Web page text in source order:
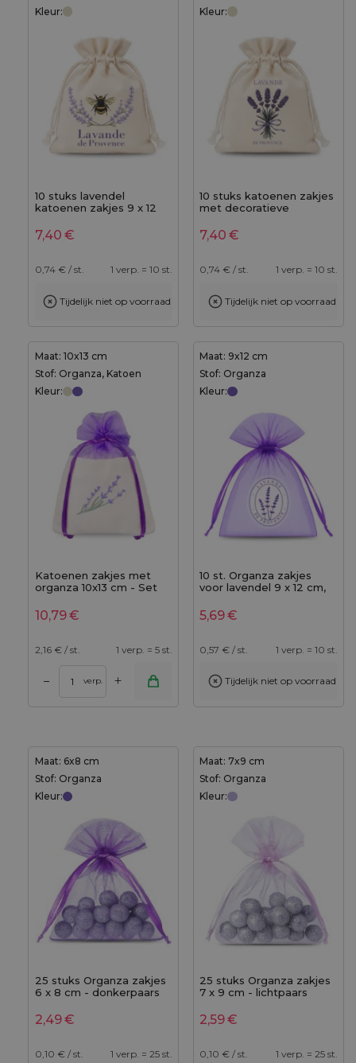
Kleur:
10 stuks lavendel
katoenen zakjes 9 x 12
opdruk "Lavande de
Provence"
7,40 €
0,74 € / st. 1 verp. = 10 st.
Tijdelijk niet op voorraad
Kleur:
10 stuks katoenen zakjes
met decoratieve
12 cm, natuurlijke kleur
7,40 €
0,74 € / st. 1 verp. = 10 st.
Tijdelijk niet op voorraad
Maat: 10x13 cm
Stof: Organza, Katoen
Kleur:
Katoenen zakjes met
organza 10x13 cm - Set
geborduurde elegantie
10,79€
2,16 € / st. 1 verp. = 5 st.
– verp. +
Maat: 9x12 cm
Stof: Organza
Kleur:
10 st. Organza zakjes
voor lavendel 9 x 12 cm,
"Lavande de Provence"
5,69€
0,57 € / st. 1 verp. = 10 st.
Tijdelijk niet op voorraad
Maat: 6x8 cm
Stof: Organza
Kleur:
25 stuks Organza zakjes
6 x 8 cm - donkerpaars
2,49€
0,10 € / st. 1 verp. = 25 st.
Maat: 7x9 cm
Stof: Organza
Kleur:
25 stuks Organza zakjes
7 x 9 cm - lichtpaars
2,59€
0,10 € / st. 1 verp. = 25 st.